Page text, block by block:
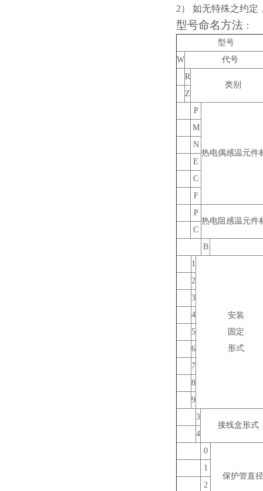
2） 如无特殊之约定
型号命名方法 ：
型号
W
代号
R
类别
Z
P
热电偶感温元件
M
N
E
C
F
P
热电阻感温元件
C
B
1
安装
固定
形式
2
3
4
5
6
7
8
9
3
接线盒形式
4
0
保护管直径
1
2